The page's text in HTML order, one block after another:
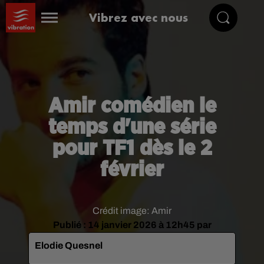
Vibrez avec nous
Amir comédien le
temps d'une série
pour TF1 dès le 2
février
Publié : 14 janvier 2026 à 12h45 par
Elodie Quesnel
Crédit image: Amir